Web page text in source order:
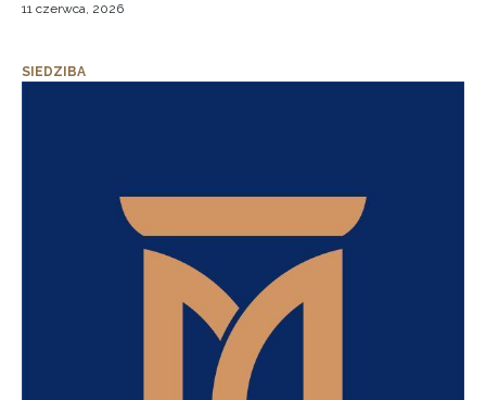
11 czerwca, 2026
SIEDZIBA